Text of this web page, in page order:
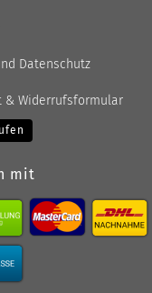
Datenschutz
& Widerrufsformular
mit